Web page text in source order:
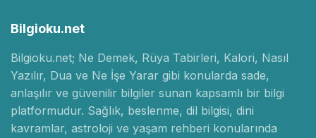
Bilgioku.net
Bilgioku.net; Ne Demek, Rüya Tabirleri, Kalori, Nasıl
Yazılır, Dua ve Ne İşe Yarar gibi konularda sade,
anlaşılır ve güvenilir bilgiler sunan kapsamlı bir bilgi
platformudur. Sağlık, beslenme, dil bilgisi, dini
kavramlar, astroloji ve yaşam rehberi konularında